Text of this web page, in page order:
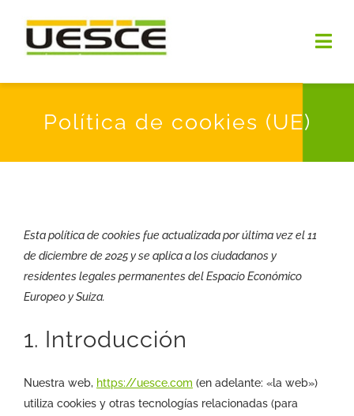
contenido
NOTICIAS
DOCUMENTOS
PREMIOS UESCE
Política de cookies (UE)
Esta política de cookies fue actualizada por última vez el 11
de diciembre de 2025 y se aplica a los ciudadanos y
residentes legales permanentes del Espacio Económico
Europeo y Suiza.
1. Introducción
Nuestra web, https://uesce.com (en adelante: «la web»)
utiliza cookies y otras tecnologías relacionadas (para